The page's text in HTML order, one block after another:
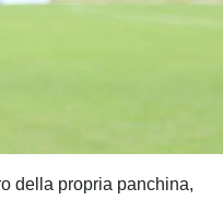
della propria panchina,